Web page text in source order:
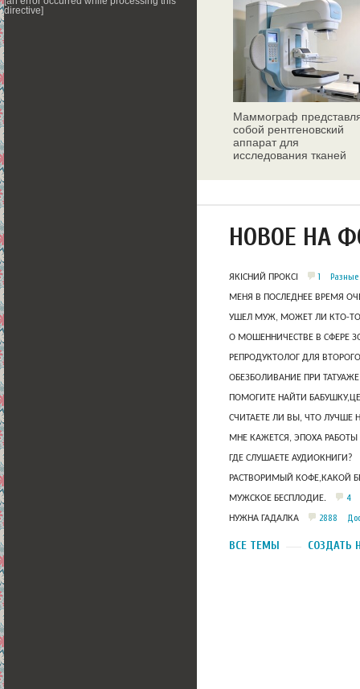
directive]
Маммограф
собой рентгеновский
аппарат для
исследования тканей
НОВОЕ НА
ЯКІСНИЙ ПРОКСІ 1
МЕНЯ В ПОСЛЕДНЕЕ ВРЕМЯ
УШЕЛ МУЖ, МОЖЕТ ЛИ КТО-ТО
О МОШЕННИЧЕСТВЕ В СФЕРЕ
РЕПРОДУКТОЛОГ ДЛЯ
ОБЕЗБОЛИВАНИЕ ПРИ
ПОМОГИТЕ НАЙТИ
СЧИТАЕТЕ ЛИ ВЫ, ЧТО ЛУЧШЕ
МНЕ КАЖЕТСЯ, ЭПОХА
ГДЕ СЛУШАЕТЕ АУДИОКНИГИ?
РАСТВОРИМЫЙ КОФЕ,КАКОЙ
МУЖСКОЕ БЕСПЛОДИЕ. 4
НУЖНА ГАДАЛКА 2888
ВСЕ ТЕМЫ СОЗДАТЬ